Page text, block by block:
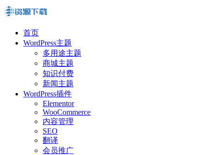
首页
WordPress主题
多用途主题
商城主题
知识付费
新闻主题
WordPress插件
Elementor
WooCommerce
内容管理
SEO
翻译
会员推广